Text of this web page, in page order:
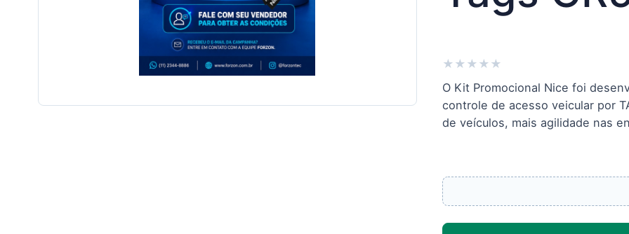
★ ★ ★ ★ ★
O Kit Promocional Nice foi
controle de acesso veicular por
de veículos, mais agilidade nas